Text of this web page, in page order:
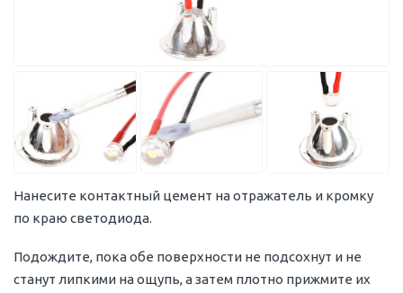
Нанесите контактный цемент на отражатель и кромку
по краю светодиода.
Подождите, пока обе поверхности не подсохнут и не
станут липкими на ощупь, а затем плотно прижмите их